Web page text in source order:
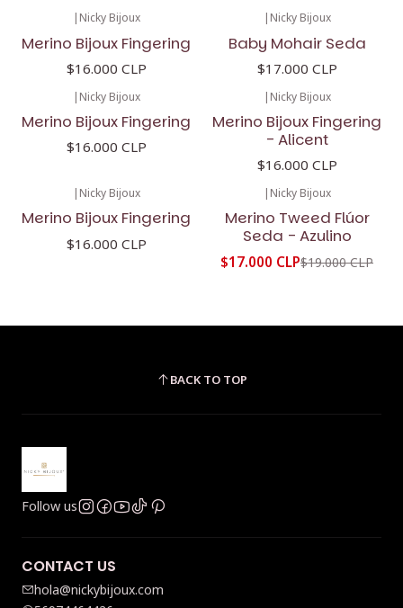
| Nicky Bijoux
Merino Bijoux Fingering
$16.000 CLP
| Nicky Bijoux
Baby Mohair Seda
$17.000 CLP
| Nicky Bijoux
Merino Bijoux Fingering
$16.000 CLP
| Nicky Bijoux
Merino Bijoux Fingering
- Alicent
$16.000 CLP
| Nicky Bijoux
Merino Bijoux Fingering
$16.000 CLP
| Nicky Bijoux
Merino Tweed Flúor
Seda - Azulino
$17.000 CLP$19.000 CLP
BACK TO TOP
Follow us
CONTACT US
hola@nickybijoux.com